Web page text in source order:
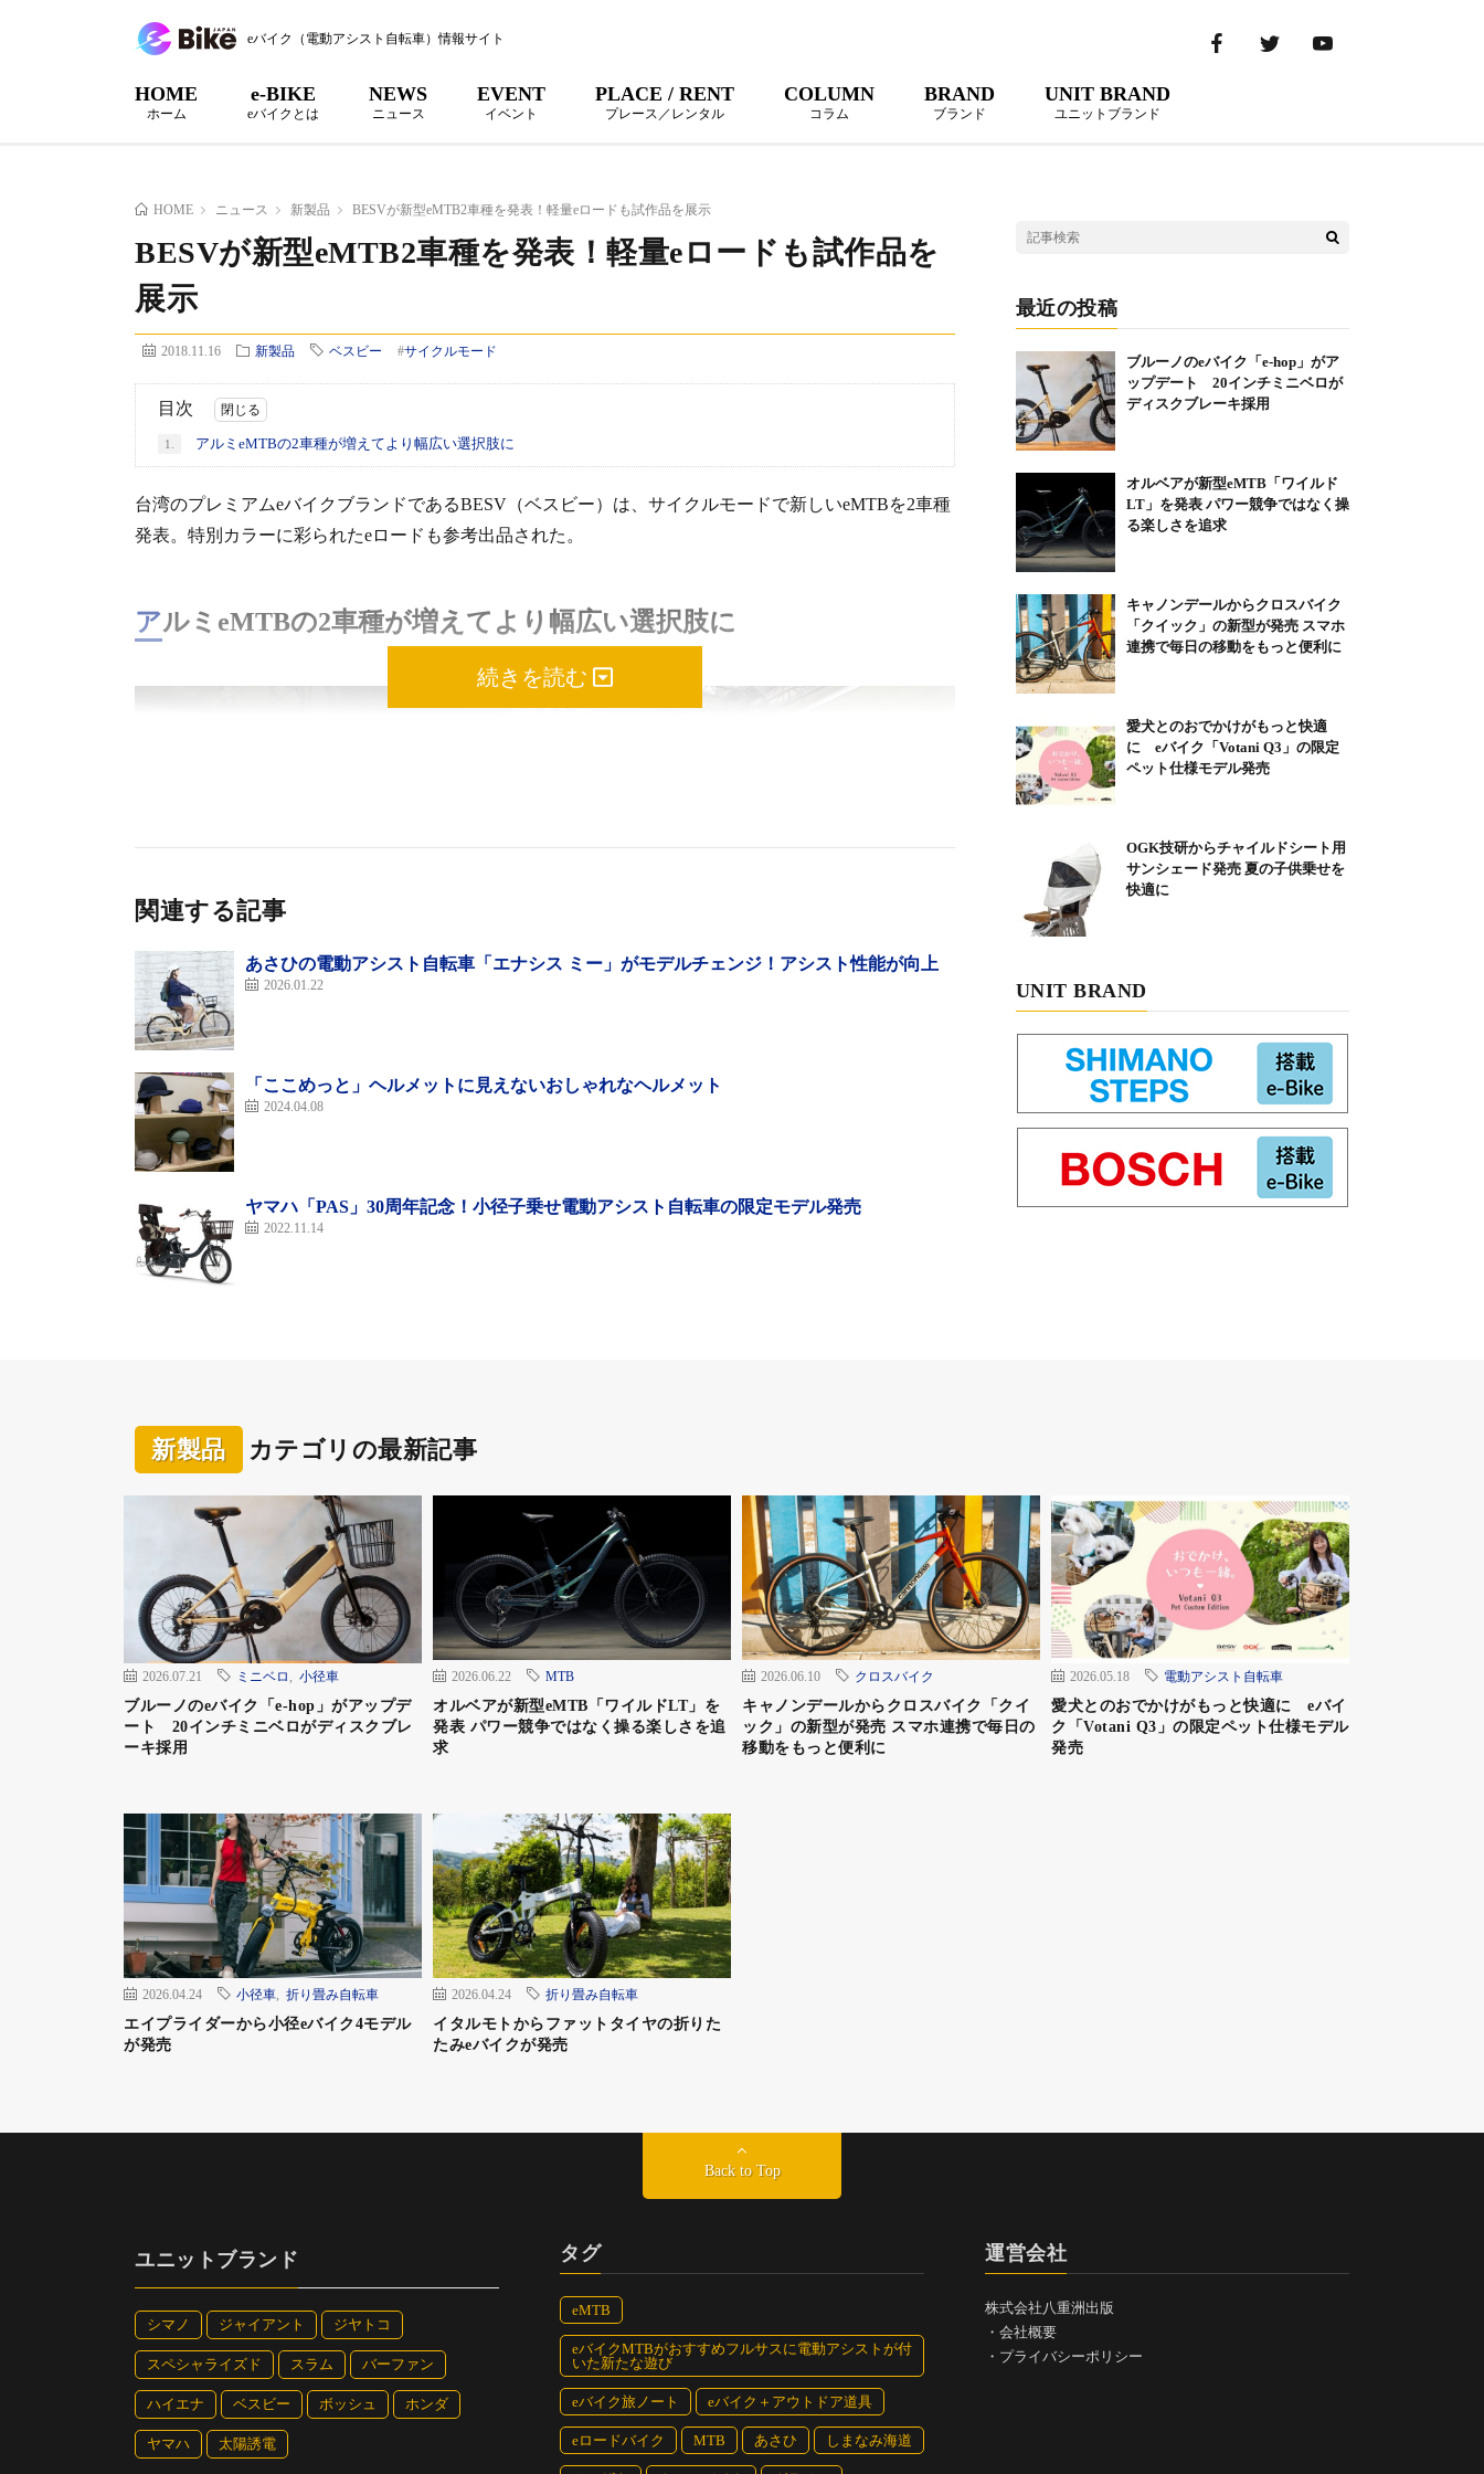
eバイク（電動アシスト自転車）情報サイト
HOME
ホーム
e-BIKE
eバイクとは
NEWS
ニュース
EVENT
イベント
PLACE / RENT
プレース／レンタル
COLUMN
コラム
BRAND
ブランド
UNIT BRAND
ユニットブランド
HOME ニュース 新製品 BESVが新型eMTB2車種を発表！軽量eロードも試作品を展示
BESVが新型eMTB2車種を発表！軽量eロードも試作品を
展示
2018.11.16 新製品 ベスビー #サイクルモード
目次
1. アルミeMTBの2車種が増えてより幅広い選択肢に
台湾のプレミアムeバイクブランドであるBESV（ベスビー）は、サイクルモードで新しいeMTBを2車種
発表。特別カラーに彩られたeロードも参考出品された。
アルミeMTBの2車種が増えてより幅広い選択肢に
BESV・TRS2 XC
eバイクブランドとしてシティモデルからMTB、ロードまで幅広いラインナップを持つBESV。2018年の
サイクルモードで新たに発表したのは、オールマウンテンモデルの「TRS2 AM」とクロスカントリーモ
デル「TRS2 XC」だ。
これまで発売されていた「TRS1」がカーボンフレームを採用したモデルだったのに対し、これらのフレ
ーム素材はアルミを採用。ダウンチューブに下側からマウントされるバッテリーは、シマノの純正サプ
いる。それは同社がIT業界において知られたダーフォンが母体となっているということからも信頼でき
続きを読む
関連する記事
あさひの電動アシスト自転車「エナシス ミー」がモデルチェンジ！アシスト性能が向上
2026.01.22
「ここめっと」ヘルメットに見えないおしゃれなヘルメット
2024.04.08
ヤマハ「PAS」30周年記念！小径子乗せ電動アシスト自転車の限定モデル発売
2022.11.14
最近の投稿
ブルーノのeバイク「e-hop」がア
ップデート 20インチミニベロが
ディスクブレーキ採用
オルベアが新型eMTB「ワイルド
LT」を発表 パワー競争ではなく操
る楽しさを追求
キャノンデールからクロスバイク
「クイック」の新型が発売 スマホ
連携で毎日の移動をもっと便利に
愛犬とのおでかけがもっと快適
に eバイク「Votani Q3」の限定
ペット仕様モデル発売
OGK技研からチャイルドシート用
サンシェード発売 夏の子供乗せを
快適に
UNIT BRAND
新製品 カテゴリの最新記事
2026.07.21 ミニベロ 小径車
ブルーノのeバイク「e-hop」がアップデ
ート 20インチミニベロがディスクブレ
ーキ採用
2026.06.22 MTB
オルベアが新型eMTB「ワイルドLT」を
発表 パワー競争ではなく操る楽しさを追
求
2026.06.10 クロスバイク
キャノンデールからクロスバイク「クイ
ック」の新型が発売 スマホ連携で毎日の
移動をもっと便利に
2026.05.18 電動アシスト自転車
愛犬とのおでかけがもっと快適に eバイ
ク「Votani Q3」の限定ペット仕様モデル
発売
2026.04.24 小径車 折り畳み自転車
エイプライダーから小径eバイク4モデル
が発売
2026.04.24 折り畳み自転車
イタルモトからファットタイヤの折りた
たみeバイクが発売
Back to Top
ユニットブランド
シマノ ジャイアント ジヤトコ
スペシャライズド スラム バーファン
ハイエナ ベスビー ボッシュ ホンダ
ヤマハ 太陽誘電
タグ
eMTB
eバイクMTBがおすすめフルサスに電動アシストが付
いた新たな遊び
eバイク旅ノート eバイク＋アウトドア道具
eロードバイク MTB あさひ しまなみ海道
運営会社
株式会社八重洲出版
・ 会社概要
・ プライバシーポリシー